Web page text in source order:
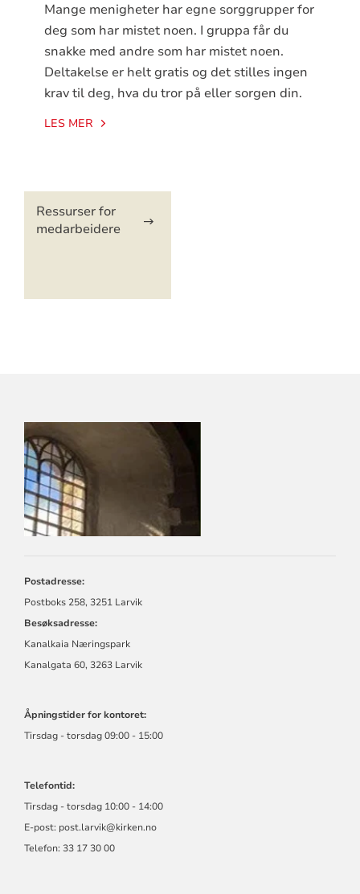
Mange menigheter har egne sorggrupper for
deg som har mistet noen. I gruppa får du
snakke med andre som har mistet noen.
Deltakelse er helt gratis og det stilles ingen
krav til deg, hva du tror på eller sorgen din.
LES MER
Artikkelsnarveger
Ressurser for
medarbeidere
Postadresse:
Postboks 258, 3251 Larvik
Besøksadresse:
Kanalkaia Næringspark
Kanalgata 60, 3263 Larvik
Åpningstider for kontoret:
Tirsdag - torsdag 09:00 - 15:00
Telefontid:
Tirsdag - torsdag 10:00 - 14:00
E-post: post.larvik@kirken.no
Telefon: 33 17 30 00